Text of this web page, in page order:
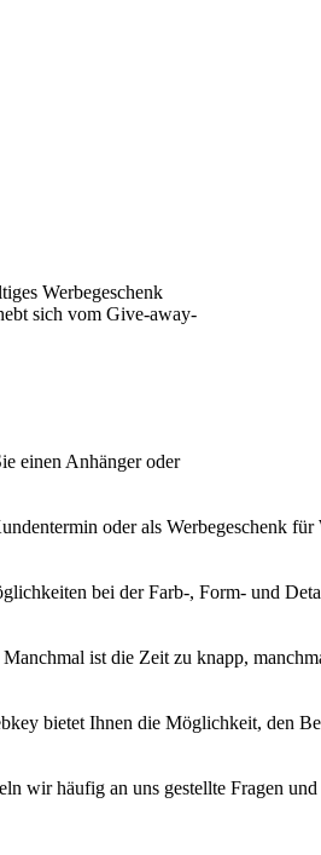
Werbegeschenk
sich vom Give-away-
einen Anhänger oder
oder als Werbegeschenk
bei der Farb-, Form- und
ist die Zeit zu knapp,
bietet Ihnen die Möglichkeit, den
wir häufig an uns gestellte Fragen